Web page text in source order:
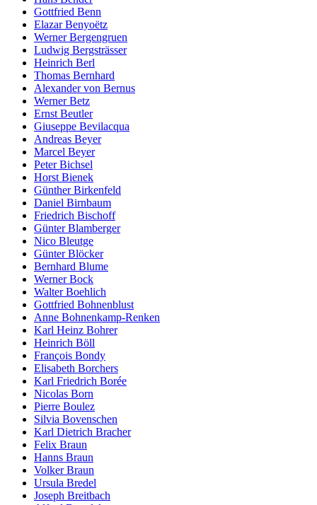
Gottfried Benn
Elazar Benyoëtz
Werner Bergengruen
Ludwig Bergsträsser
Heinrich Berl
Thomas Bernhard
Alexander von Bernus
Werner Betz
Ernst Beutler
Giuseppe Bevilacqua
Andreas Beyer
Marcel Beyer
Peter Bichsel
Horst Bienek
Günther Birkenfeld
Daniel Birnbaum
Friedrich Bischoff
Günter Blamberger
Nico Bleutge
Günter Blöcker
Bernhard Blume
Werner Bock
Walter Boehlich
Gottfried Bohnenblust
Anne Bohnenkamp-Renken
Karl Heinz Bohrer
Heinrich Böll
François Bondy
Elisabeth Borchers
Karl Friedrich Borée
Nicolas Born
Pierre Boulez
Silvia Bovenschen
Karl Dietrich Bracher
Felix Braun
Hanns Braun
Volker Braun
Ursula Bredel
Joseph Breitbach